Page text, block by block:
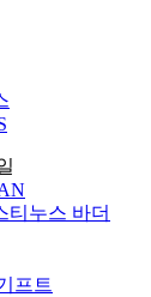
티누스 바더
프트